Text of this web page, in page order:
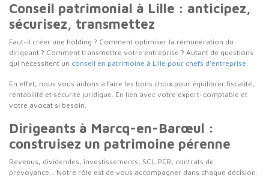
Conseil patrimonial à Lille : anticipez,
sécurisez, transmettez
Faut-il créer une holding ? Comment optimiser la rémunération du
dirigeant ? Comment transmettre votre entreprise ? Autant de questions
qui nécessitent un conseil en patrimoine à Lille pour chefs d’entreprise.
En effet, nous vous aidons à faire les bons choix pour équilibrer fiscalité,
rentabilité et sécurité juridique. En lien avec votre expert-comptable et
votre avocat si besoin.
Dirigeants à Marcq-en-Barœul :
construisez un patrimoine pérenne
Revenus, dividendes, investissements, SCI, PER, contrats de
prévoyance… Notre rôle est de vous accompagner dans chaque décision.